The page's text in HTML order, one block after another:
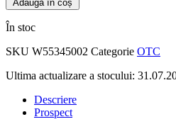
Adaugă în coș
În stoc
SKU W55345002 Categorie OTC
Ultima actualizare a stocului:
Descriere
Prospect